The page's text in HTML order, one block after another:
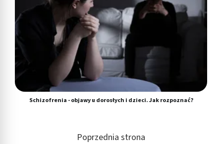
Schizofrenia - objawy u dorosłych i dzieci. Jak rozpoznać?
Poprzednia strona